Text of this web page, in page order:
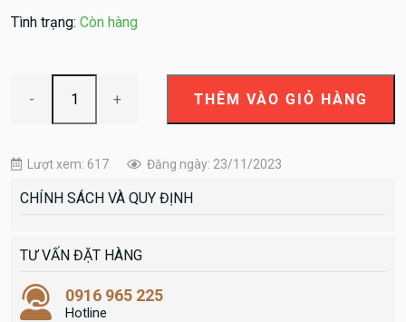
CHÍNH SÁCH VÀ QUY ĐỊNH
TƯ VẤN ĐẶT HÀNG
0916 965 225
Hotline
Tình trạng: Còn hàng
- +
Lượt xem: 617 Đăng ngày: 23/11/2023